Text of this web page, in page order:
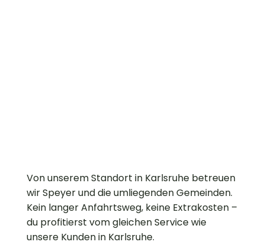
Von unserem Standort in Karlsruhe betreuen
wir Speyer und die umliegenden Gemeinden.
Kein langer Anfahrtsweg, keine Extrakosten –
du profitierst vom gleichen Service wie
unsere Kunden in Karlsruhe.